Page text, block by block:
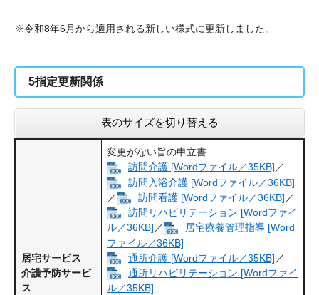
※令和8年6月から適用される新しい様式に更新しました。
5指定更新関係
表のサイズを切り替える
居宅サービス
介護予防サービ
ス
変更がない旨の申立書
訪問介護 [Wordファイル／35KB]／
訪問入浴介護 [Wordファイル／36KB]
／
訪問看護 [Wordファイル／36KB] ／
訪問リハビリテーション [Wordファイ
ル／36KB]／
居宅療養管理指導 [Word
ファイル／36KB]
通所介護 [Wordファイル／35KB] ／
通所リハビリテーション [Wordファイ
ル／35KB]